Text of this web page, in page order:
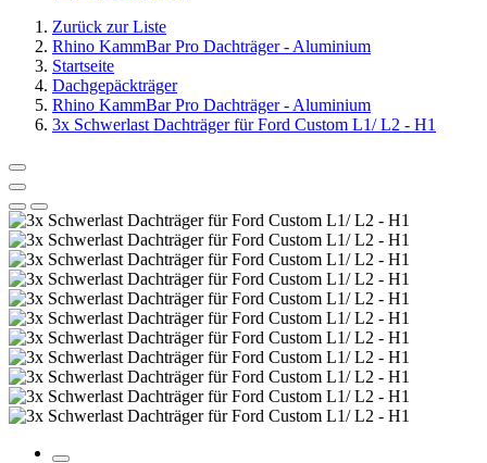
Zurück zur Liste
Rhino KammBar Pro Dachträger - Aluminium
Startseite
Dachgepäckträger
Rhino KammBar Pro Dachträger - Aluminium
3x Schwerlast Dachträger für Ford Custom L1/ L2 - H1